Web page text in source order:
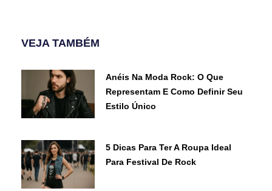
VEJA TAMBÉM
Anéis Na Moda Rock: O Que
Representam E Como Definir Seu
Estilo Único
5 Dicas Para Ter A Roupa Ideal
Para Festival De Rock